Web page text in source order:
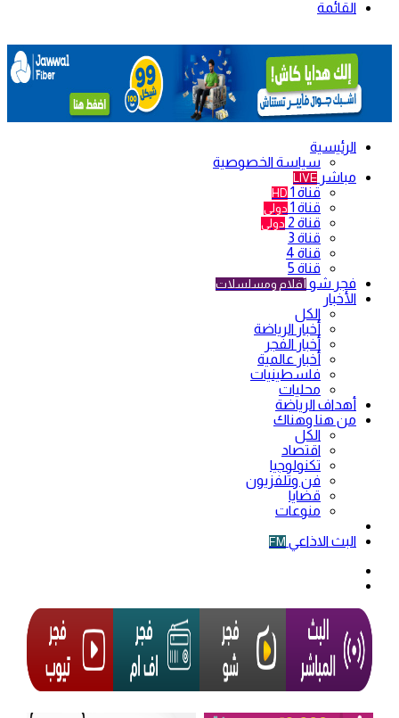
القائمة
الرئيسية
سياسة الخصوصية
مباشر LIVE
قناة 1 HD
قناة 1 دولي
قناة 2 دولي
قناة 3
قناة 4
قناة 5
فجر شو أفلام ومسلسلات
الأخبار
الكل
أخبار الرياضة
أخبار الفجر
أخبار عالمية
فلسطينيات
محليات
أهداف الرياضة
من هنا وهناك
الكل
اقتصاد
تكنولوجيا
فن وتلفزيون
قضايا
منوعات
البث الاذاعي FM